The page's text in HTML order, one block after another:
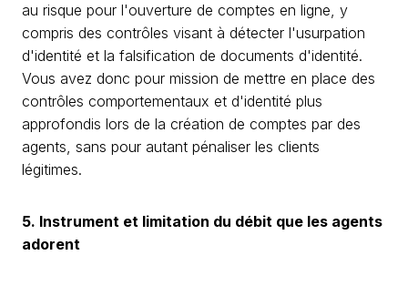
au risque pour l'ouverture de comptes en ligne, y
compris des contrôles visant à détecter l'usurpation
d'identité et la falsification de documents d'identité.
Vous avez donc pour mission de mettre en place des
contrôles comportementaux et d'identité plus
approfondis lors de la création de comptes par des
agents, sans pour autant pénaliser les clients
légitimes.
5. Instrument et limitation du débit que les agents
adorent